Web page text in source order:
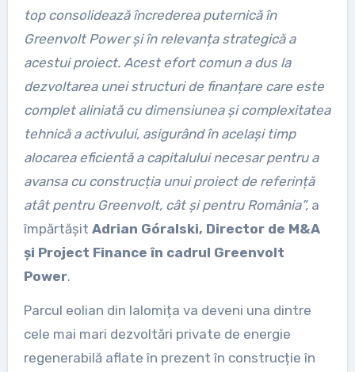
top consolidează încrederea puternică în
Greenvolt Power și în relevanța strategică a
acestui proiect. Acest efort comun a dus la
dezvoltarea unei structuri de finanțare care este
complet aliniată cu dimensiunea și complexitatea
tehnică a activului, asigurând în același timp
alocarea eficientă a capitalului necesar pentru a
avansa cu construcția unui proiect de referință
atât pentru Greenvolt, cât și pentru România”,a
împărtășit Adrian Góralski, Director de M&A
și Project Finance în cadrul Greenvolt
Power.
Parcul eolian din Ialomița va deveni una dintre
cele mai mari dezvoltări private de energie
regenerabilă aflate în prezent în construcție în